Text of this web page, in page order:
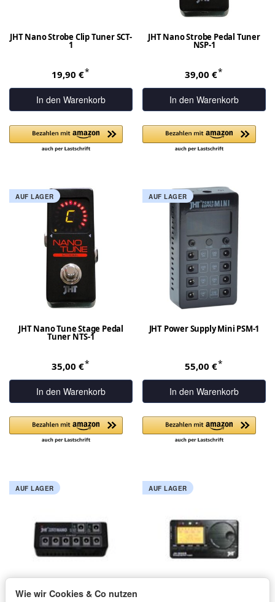
JHT Nano Strobe Clip Tuner SCT-
1
19,90 €*
In den Warenkorb
JHT Nano Strobe Pedal Tuner
NSP-1
39,00 €*
In den Warenkorb
AUF LAGER
JHT Nano Tune Stage Pedal
Tuner NTS-1
35,00 €*
In den Warenkorb
AUF LAGER
JHT Power Supply Mini PSM-1
55,00 €*
In den Warenkorb
AUF LAGER AUF LAGER
Wie wir Cookies & Co nutzen